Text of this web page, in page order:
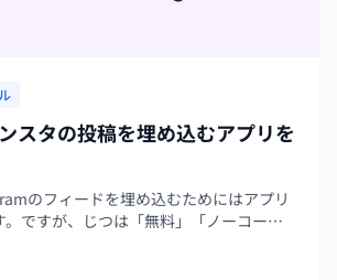
スタの投稿を埋め込むアプリを
のフィードを埋め込むためにはアプリ
。ですが、じつは「無料」「ノーコー
満たすアプリはそう多くありません。